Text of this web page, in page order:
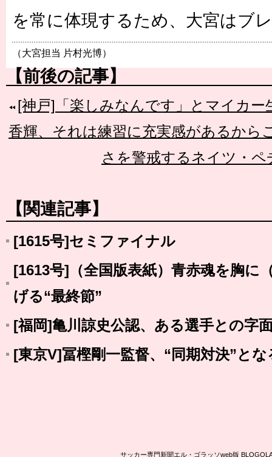
を常に体現するため、大宮はブ
（大宮担当 片村光博）
【前後の記事】
[神戸]「楽しみなんです」とマイカー
香輝、それは練習に充実感があるから
さを警戒するネイツ・ペ
【関連記事】
[1615号]セミファイナル
[1613号]（全国版表紙）青赤魂を胸に
げる“最終節”
[福岡]亀川諒史公認、ある選手との字
[東京V]冨樫剛一監督、“同期対決”と
サッカー専門新聞エル・ゴラッソweb版